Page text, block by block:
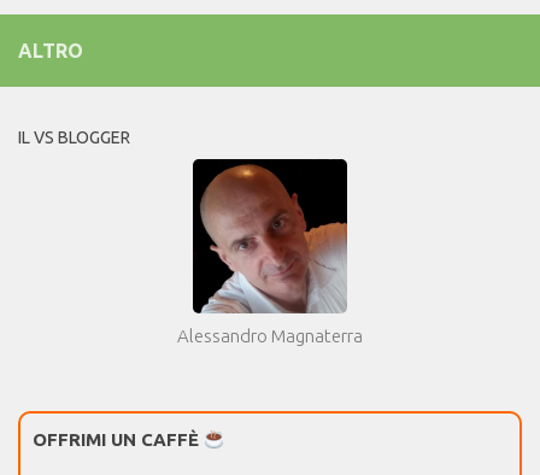
ALTRO
IL VS BLOGGER
Alessandro Magnaterra
OFFRIMI UN CAFFÈ